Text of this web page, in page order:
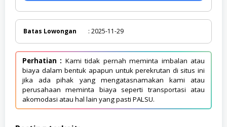
Batas Lowongan : 2025-11-29
Perhatian : Kami tidak pernah meminta imbalan atau
biaya dalam bentuk apapun untuk perekrutan di situs ini
jika ada pihak yang mengatasnamakan kami atau
perusahaan meminta biaya seperti transportasi atau
akomodasi atau hal lain yang pasti PALSU.